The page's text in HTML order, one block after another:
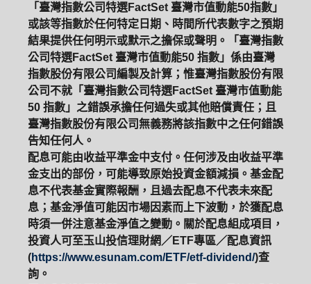
「臺灣指數公司特選FactSet 臺灣市值動能50指數」
或該等指數於任何特定日期、時間所代表數字之預期
結果提供任何明示或默示之擔保或聲明。「臺灣指數
公司特選FactSet 臺灣市值動能50 指數」係由臺灣
指數股份有限公司編製及計算；惟臺灣指數股份有限
公司不就「臺灣指數公司特選FactSet 臺灣市值動能
50 指數」之錯誤承擔任何過失或其他賠償責任；且
臺灣指數股份有限公司無義務將該指數中之任何錯誤
告知任何人。
配息可能由收益平準金中支付。任何涉及由收益平準
金支出的部份，可能導致原始投資金額減損。基金配
息不代表基金實際報酬，且過去配息不代表未來配
息；基金淨值可能因市場因素而上下波動，於獲配息
時須一併注意基金淨值之變動。關於配息組成項目，
投資人可至玉山投信理財網／ETF專區／配息資訊
(https://www.esunam.com/ETF/etf-dividend/)查
詢。